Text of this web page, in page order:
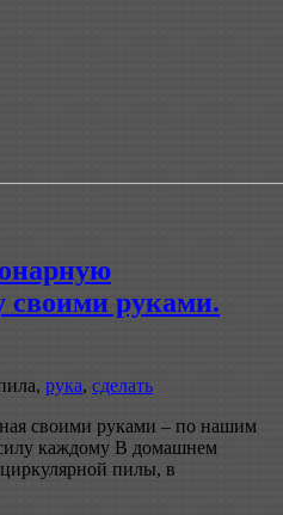
своими руками.
рука, сделать
своими руками – по нашим
каждому В домашнем
циркулярной пилы, в